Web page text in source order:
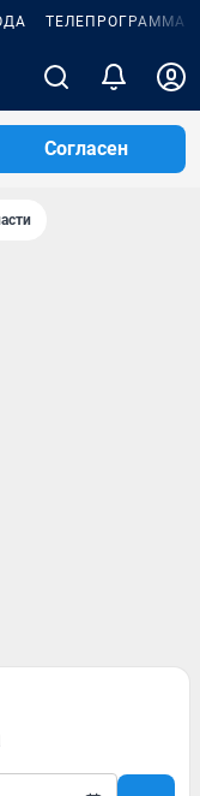
ТЕЛЕПРОГРАММА
Согласен